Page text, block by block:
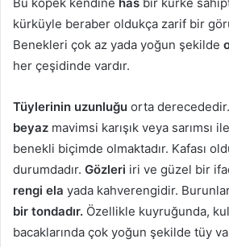
Bu köpek kendine has bir kürke
kürküyle beraber oldukça zarif bir
Benekleri çok az yada yoğun şekilde
her çeşidinde vardır.
Tüylerinin uzunluğu orta
beyaz mavimsi karışık veya sarımsı
benekli biçimde olmaktadır. Kafası
durumdadır. Gözleri iri ve güzel bir
rengi ela yada kahverengidir.
bir tondadır. Özellikle kuyruğunda,
bacaklarında çok yoğun şekilde tüy